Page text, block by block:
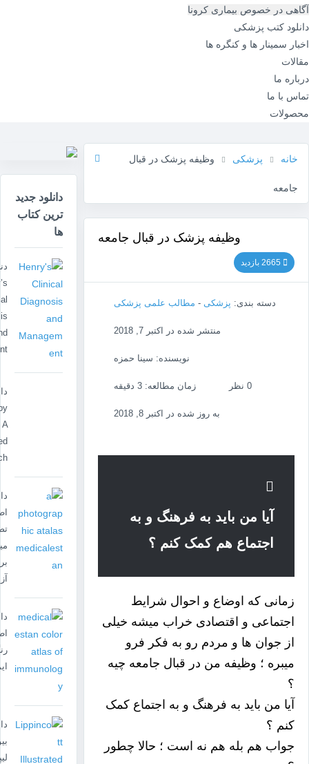
آگاهی در خصوص بیماری کرونا
دانلود کتب پزشکی
اخبار سمینار ها و کنگره ها
مقالات
درباره ما
تماس با ما
محصولات
خانه پزشکی وظیفه پزشک در قبال
جامعه
وظیفه پزشک در قبال جامعه
دسته بندی: پزشکی - مطالب علمی پزشکی
منتشر شده در اکتبر 7, 2018
نویسنده: سینا حمزه
زمان مطالعه: 3 دقیقه 0 نظر
به روز شده در اکتبر 8, 2018
آیا من باید به فرهنگ و به
اجتماع هم کمک کنم ؟
زمانی که اوضاع و احوال شرایط
اجتماعی و اقتصادی خراب میشه خیلی
از جوان ها و مردم رو به فکر فرو
میبره ؛ وظیفه من در قبال جامعه چیه
؟
آیا من باید به فرهنگ و به اجتماع کمک
کنم ؟
جواب هم بله هم نه است ؛ حالا چطور
دانلود جدید
ترین کتاب
ها
A